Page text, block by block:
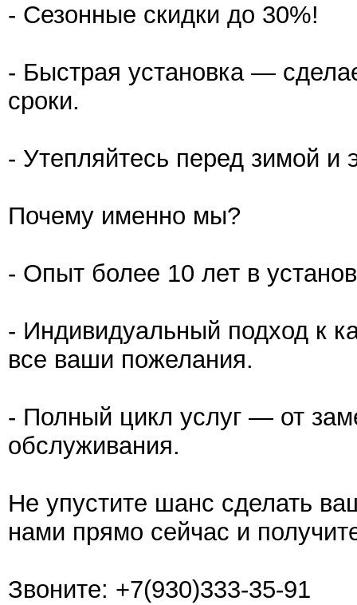
- Сезонные скидки до 30%!
- Быстрая установка —
сроки.
- Утепляйтесь перед зимой и
Почему именно мы?
- Опыт более 10 лет в
- Индивидуальный подход к
все ваши пожелания.
- Полный цикл услуг — от
обслуживания.
Не упустите шанс сделать
нами прямо сейчас и
Звоните: +7(930)333-35-91